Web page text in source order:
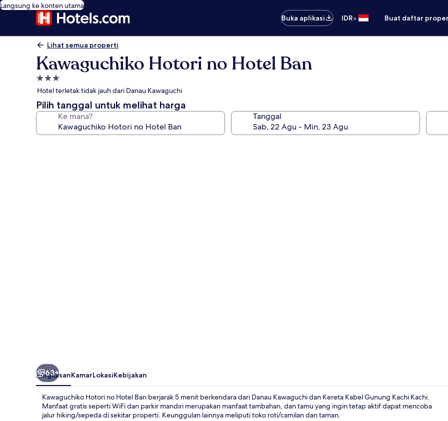
Langsung ke konten utama
Buka aplikasi
IDR• Buat daftar
Lihat semua properti
Kawaguchiko Hotori no Hotel Ban
Properti
bintang
3.0
Hotel terletak tidak jauh dari Danau Kawaguchi
Pilih tanggal untuk melihat harga
Ke mana? Tanggal
63+
RingkasanKamarLokasiKebijakan
Kawaguchiko Hotori no Hotel Ban berjarak 5 menit berkendara dari Danau Kawaguchi dan Kereta Kabel Gunung Kachi Kachi.
Manfaat gratis seperti WiFi dan parkir mandiri merupakan manfaat tambahan, dan tamu yang ingin tetap aktif dapat mencoba
jalur hiking/sepeda di sekitar properti. Keunggulan lainnya meliputi toko roti/camilan dan taman.